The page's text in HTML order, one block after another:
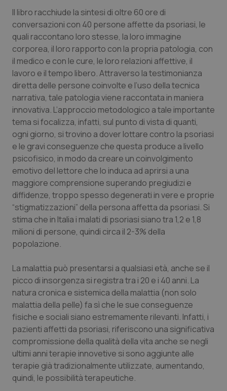
Provincia Autonoma di Trento
Puglia
Sardegna
Sicilia
Toscana
Umbria
Valle D’Aosta
Veneto
Ipertensione & Scompenso
Malattie rare
Malattia di Crohn & Rettocolite Ulcerosa
Neuroscienze & patologie neurodegenerative
Obesità
Oftalmologia
Oncodermatologia
Oncoematologia
Oncologia & Nutrizione
Psoriasi & pelle
Quotidiano Cardiologia
Quotidiano Chirurgia
Quotidiano Oncologia
Quotidiano Pediatria
Rene & patologie urogenitali
Il libro racchiude la sintesi di oltre 60 ore di
conversazioni con 40 persone affette da psoriasi, le
quali raccontano loro stesse, la loro immagine
corporea, il loro rapporto con la propria patologia, con
il medico e con le cure, le loro relazioni affettive, il
lavoro e il tempo libero. Attraverso la testimonianza
diretta delle persone coinvolte e l’uso della tecnica
narrativa, tale patologia viene raccontata in maniera
innovativa. L’approccio metodologico a tale importante
tema si focalizza, infatti, sul punto di vista di quanti,
ogni giorno, si trovino a dover lottare contro la psoriasi
e le gravi conseguenze che questa produce a livello
psicofisico, in modo da creare un coinvolgimento
emotivo del lettore che lo induca ad aprirsi a una
maggiore comprensione superando pregiudizi e
diffidenze, troppo spesso degenerati in vere e proprie
“stigmatizzazioni” della persona affetta da psoriasi. Si
stima che in Italia i malati di psoriasi siano tra 1,2 e 1,8
milioni di persone, quindi circa il 2-3% della
popolazione.
La malattia può presentarsi a qualsiasi età, anche se il
picco di insorgenza si registra tra i 20 e i 40 anni. La
natura cronica e sistemica della malattia (non solo
malattia della pelle) fa sì che le sue conseguenze
fisiche e sociali siano estremamente rilevanti. Infatti, i
pazienti affetti da psoriasi, riferiscono una significativa
compromissione della qualità della vita anche se negli
ultimi anni terapie innovetive si sono aggiunte alle
terapie già tradizionalmente utilizzate, aumentando,
quindi, le possibilità terapeutiche.